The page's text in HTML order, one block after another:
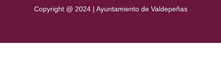
Copyright @ 2024 | Ayuntamiento de Valdepeñas